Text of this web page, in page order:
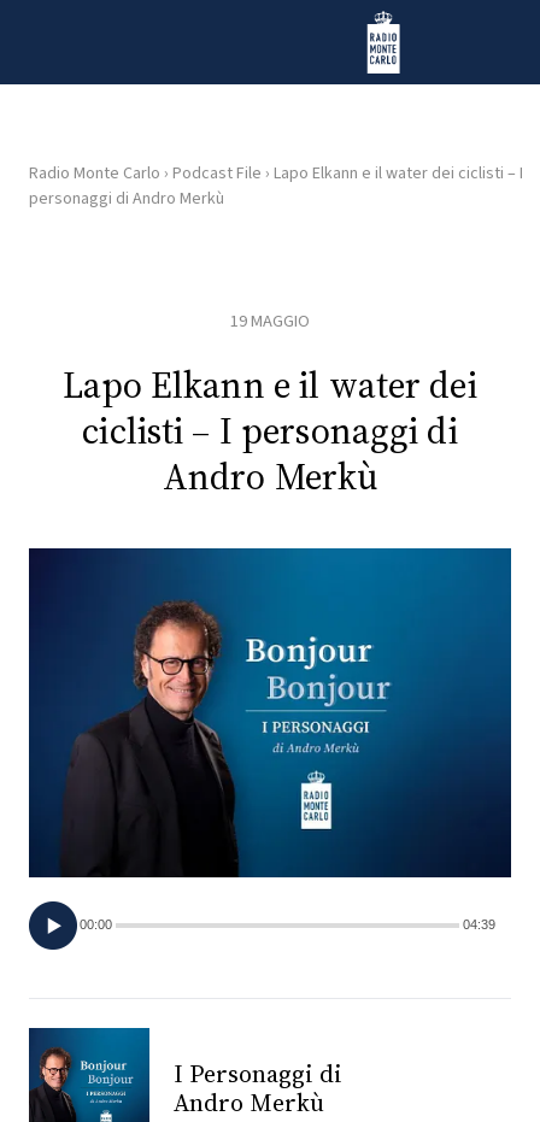
Radio Monte Carlo
HOME
RADIO
PLAYLIST
CONCORSI
EVENTI
TV
PRINCIPATO
MONACO
RMC
CONSIGLIA
Radio Monte Carlo › Podcast File › Lapo Elkann e il water dei ciclisti – I
personaggi di Andro Merkù
19 MAGGIO
Lapo Elkann e il water dei
ciclisti – I personaggi di
Andro Merkù
00:00 04:39
I Personaggi di
Andro Merkù